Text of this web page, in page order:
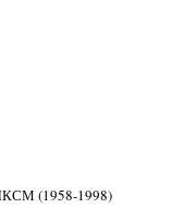
(1958-1998)